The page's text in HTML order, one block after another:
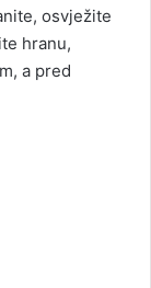
osvježite
hranu,
a pred